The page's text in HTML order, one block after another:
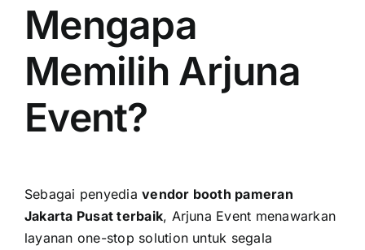
Mengapa
Memilih Arjuna
Event?
Sebagai penyediavendor booth pameran
Jakarta Pusat terbaik, Arjuna Event menawarkan
layanan one-stop solution untuk segala